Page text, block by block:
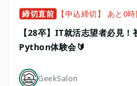
締切直前 【申込締切】 あと0
【28卒】IT就活志望者必見
Python体験会🔰
GeekSalon